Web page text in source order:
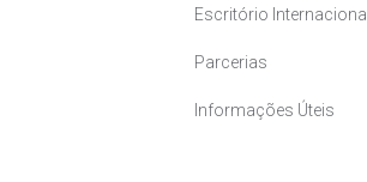
Escritório Internacional
Parcerias
Informações Úteis